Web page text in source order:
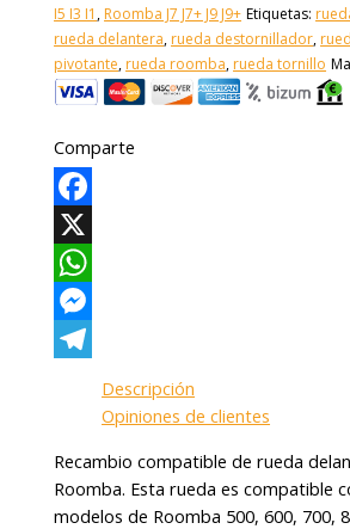
I5 I3 I1 , Roomba J7 J7+ J9 J9+ Etiquetas:
rueda delantera, rueda destornillador,
pivotante, rueda roomba, rueda tornillo
Comparte
Facebook
X
WhatsApp
Messenger
Descripción
Opiniones de clientes
Recambio compatible de rueda
Roomba. Esta rueda es compatible
modelos de Roomba 500, 600, 700,